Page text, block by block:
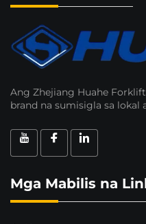
Ang Zhejiang Huahe
brand na sumisigla sa lokal
Mga Mabilis na